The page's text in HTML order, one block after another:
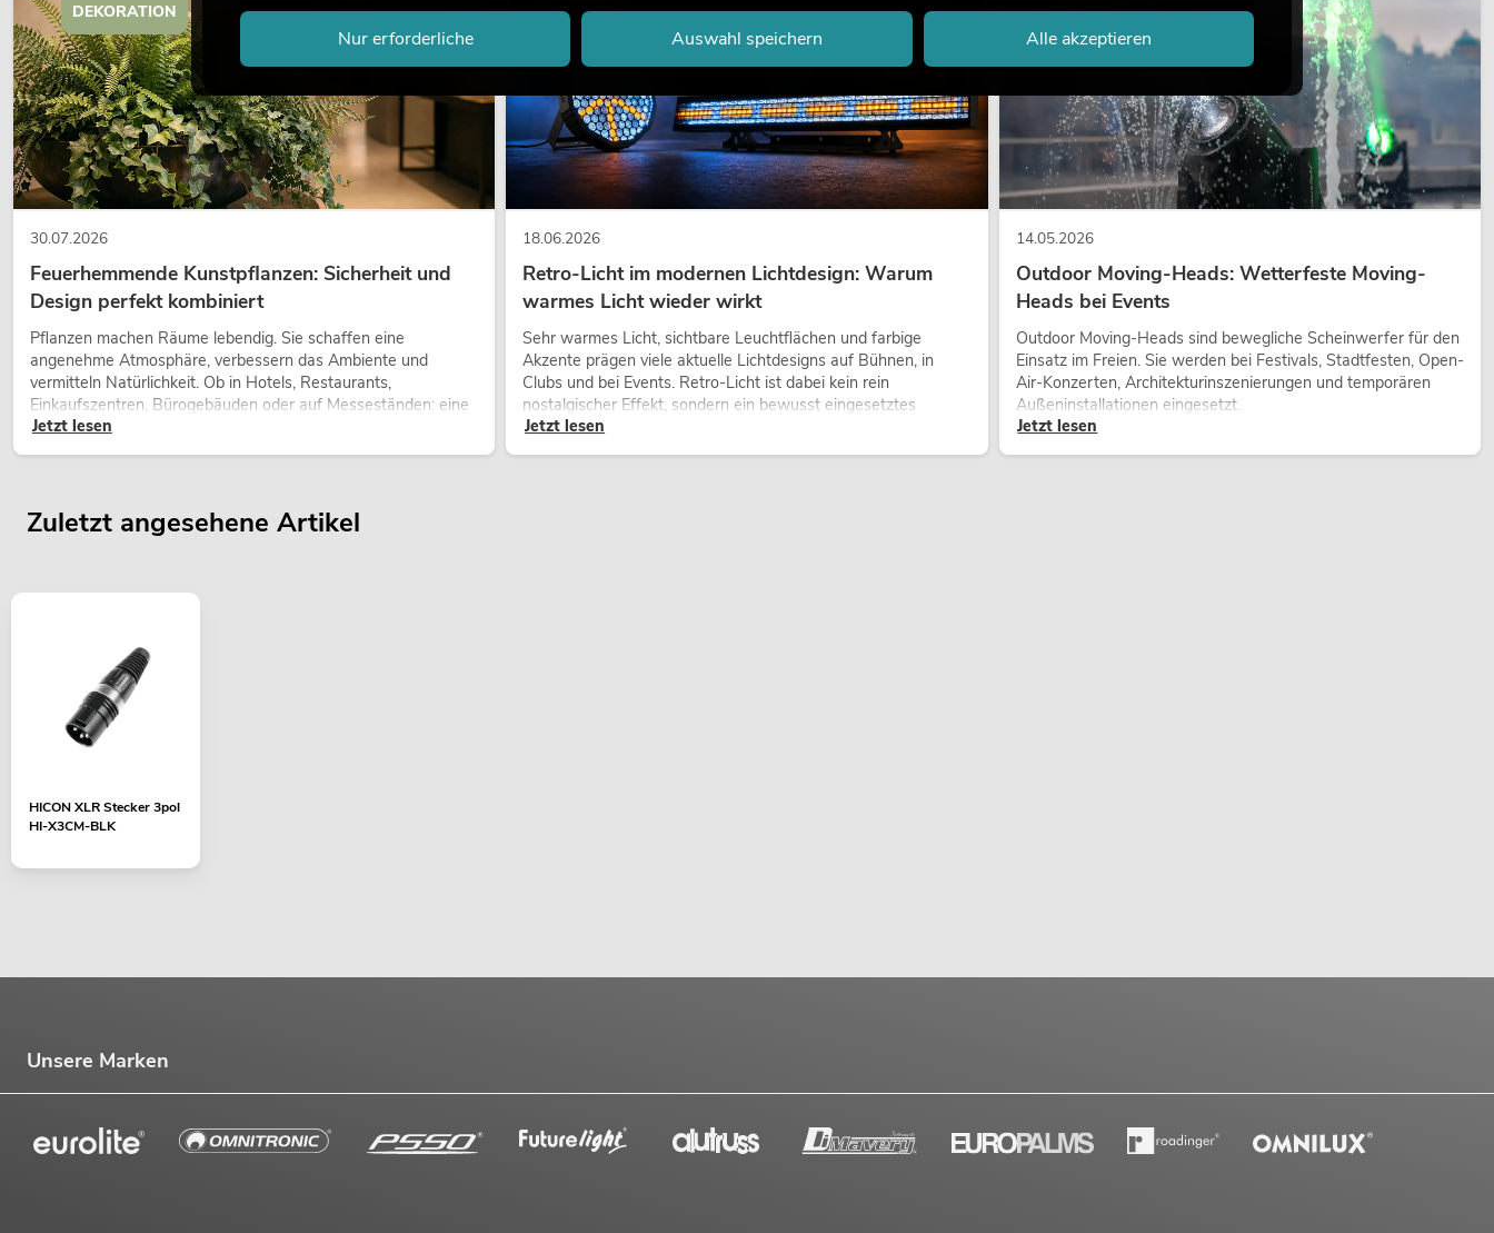
30.07.2026
Feuerhemmende Kunstpflanzen: Sicherheit und
Design perfekt kombiniert
Pflanzen machen Räume lebendig. Sie schaffen eine
angenehme Atmosphäre, verbessern das Ambiente und
vermitteln Natürlichkeit. Ob in Hotels, Restaurants,
Einkaufszentren, Bürogebäuden oder auf Messeständen: eine
hochwertige Begrünung gehört heute längst zum modernen
Raumkonzept.
Jetzt lesen
DEKORATION
18.06.2026
Retro-Licht im modernen Lichtdesign: Warum
warmes Licht wieder wirkt
Sehr warmes Licht, sichtbare Leuchtflächen und farbige
Akzente prägen viele aktuelle Lichtdesigns auf Bühnen, in
Clubs und bei Events. Retro-Licht ist dabei kein rein
nostalgischer Effekt, sondern ein bewusst eingesetztes
Gestaltungsmittel: Es schafft Atmosphäre, gibt Szenen
Charakter und kann technische LED-Setups emotionaler
Jetzt lesen
LICHT
14.05.2026
Outdoor Moving-Heads: Wetterfeste Moving-
Heads bei Events
Outdoor Moving-Heads sind bewegliche Scheinwerfer für den
Einsatz im Freien. Sie werden bei Festivals, Stadtfesten, Open-
Air-Konzerten, Architekturinszenierungen und temporären
Außeninstallationen eingesetzt.
Jetzt lesen
LICHT
Zuletzt angesehene Artikel
HICON XLR Stecker 3pol
HI-X3CM-BLK
Unsere Marken
Nur erforderliche Auswahl speichern Alle akzeptieren